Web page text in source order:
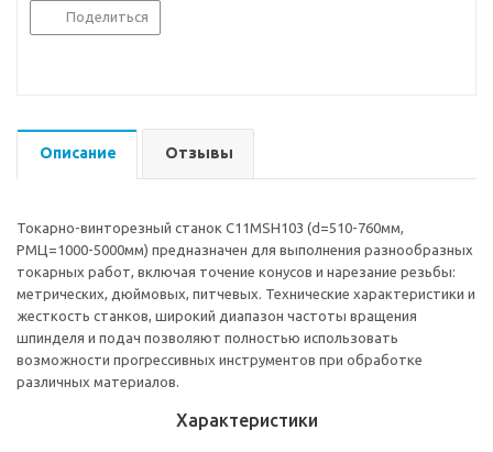
Поделиться
Описание Отзывы
Токарно-винторезный станок C11MSН103 (d=510-760мм,
РМЦ=1000-5000мм) предназначен для выполнения разнообразных
токарных работ, включая точение конусов и нарезание резьбы:
метрических, дюймовых, питчевых. Технические характеристики и
жесткость станков, широкий диапазон частоты вращения
шпинделя и подач позволяют полностью использовать
возможности прогрессивных инструментов при обработке
различных материалов.
Характеристики